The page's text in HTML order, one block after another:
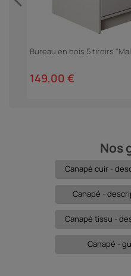
Bureau en bois 5 tiroirs
149,00 €
Nos
Canapé cuir -
Canapé -
Canapé tissu -
Canapé -